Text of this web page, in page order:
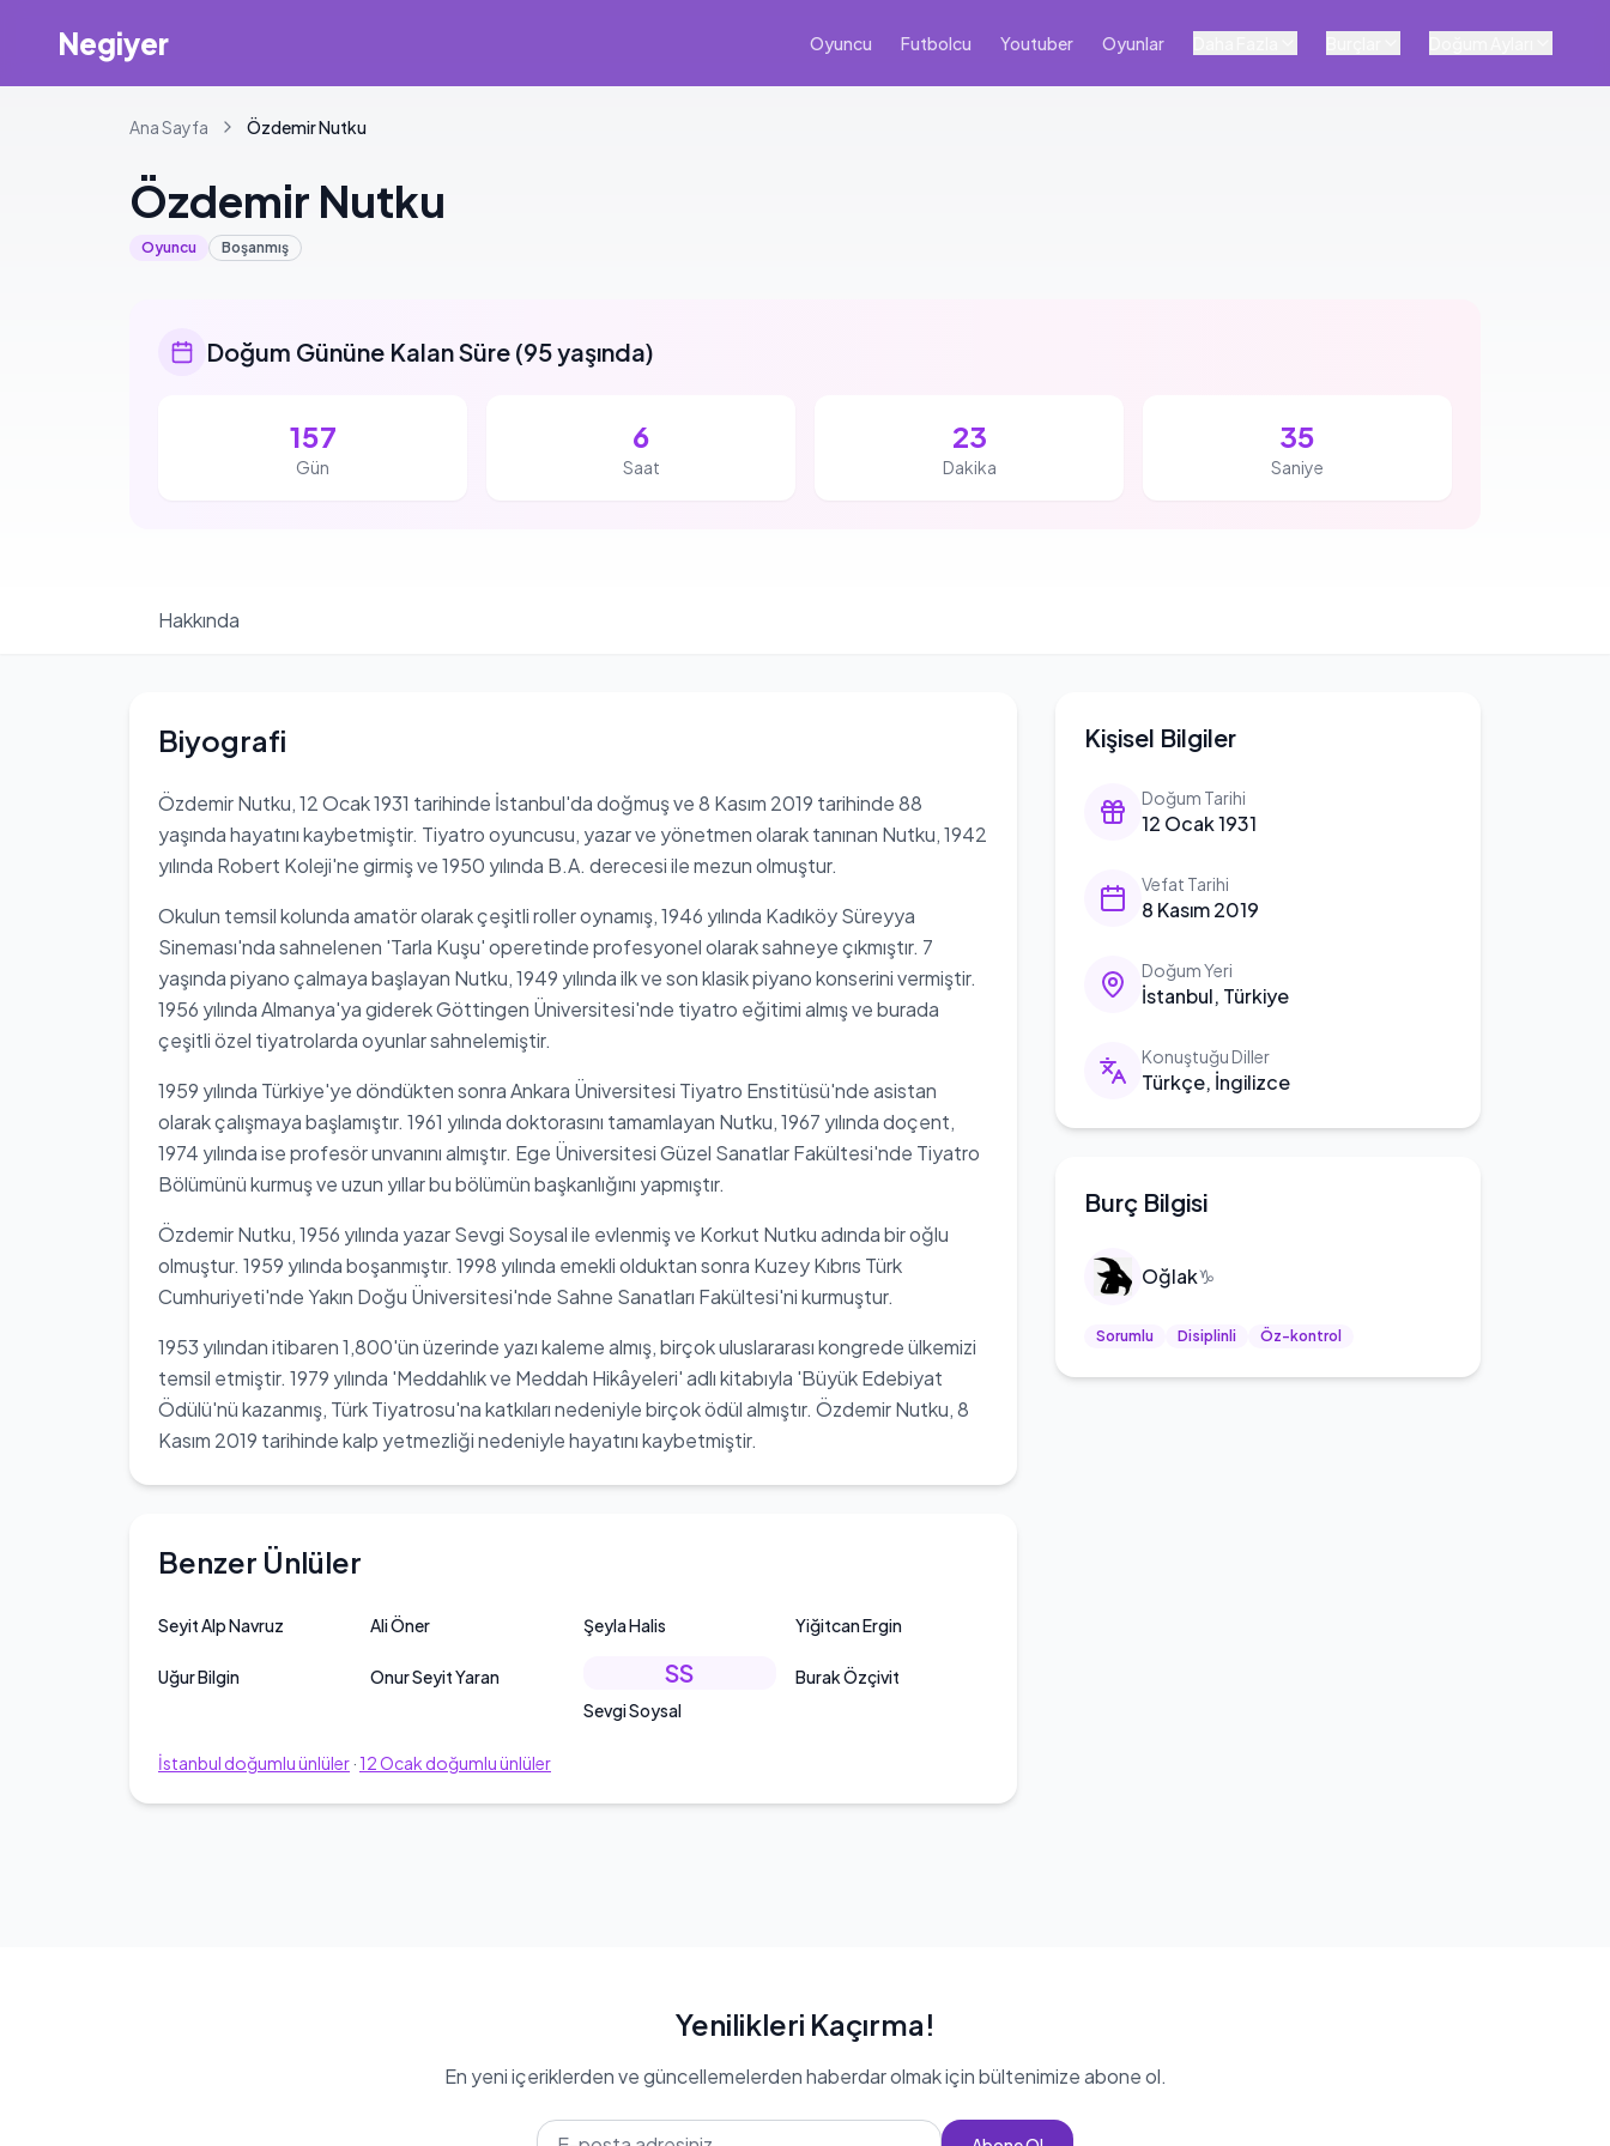
Negiyer Oyuncu Futbolcu Youtuber Oyunlar
Ana Sayfa ÖzdemirNutku
Özdemir Nutku
Oyuncu Boşanmış
Doğum Gününe Kalan Süre (95 yaşında)
157
Gün
6
Saat
23
Dakika
34
Saniye
Hakkında
Kişisel Bilgiler
Doğum Tarihi
12 Ocak 1931
Vefat Tarihi
8 Kasım 2019
Doğum Yeri
İstanbul, Türkiye
Konuştuğu Diller
Türkçe, İngilizce
Burç Bilgisi
Oğlak♑
Sorumlu Disiplinli Öz-kontrol
Biyografi
Özdemir Nutku, 12 Ocak 1931 tarihinde İstanbul'da doğmuş ve 8 Kasım 2019 tarihinde 88
yaşında hayatını kaybetmiştir. Tiyatro oyuncusu, yazar ve yönetmen olarak tanınan Nutku, 1942
yılında Robert Koleji'ne girmiş ve 1950 yılında B.A. derecesi ile mezun olmuştur.
Okulun temsil kolunda amatör olarak çeşitli roller oynamış, 1946 yılında Kadıköy Süreyya
Sineması'nda sahnelenen 'Tarla Kuşu' operetinde profesyonel olarak sahneye çıkmıştır. 7
yaşında piyano çalmaya başlayan Nutku, 1949 yılında ilk ve son klasik piyano konserini vermiştir.
1956 yılında Almanya'ya giderek Göttingen Üniversitesi'nde tiyatro eğitimi almış ve burada
çeşitli özel tiyatrolarda oyunlar sahnelemiştir.
1959 yılında Türkiye'ye döndükten sonra Ankara Üniversitesi Tiyatro Enstitüsü'nde asistan
olarak çalışmaya başlamıştır. 1961 yılında doktorasını tamamlayan Nutku, 1967 yılında doçent,
1974 yılında ise profesör unvanını almıştır. Ege Üniversitesi Güzel Sanatlar Fakültesi'nde Tiyatro
Bölümünü kurmuş ve uzun yıllar bu bölümün başkanlığını yapmıştır.
Özdemir Nutku, 1956 yılında yazar Sevgi Soysal ile evlenmiş ve Korkut Nutku adında bir oğlu
olmuştur. 1959 yılında boşanmıştır. 1998 yılında emekli olduktan sonra Kuzey Kıbrıs Türk
Cumhuriyeti'nde Yakın Doğu Üniversitesi'nde Sahne Sanatları Fakültesi'ni kurmuştur.
1953 yılından itibaren 1,800'ün üzerinde yazı kaleme almış, birçok uluslararası kongrede ülkemizi
temsil etmiştir. 1979 yılında 'Meddahlık ve Meddah Hikâyeleri' adlı kitabıyla 'Büyük Edebiyat
Ödülü'nü kazanmış, Türk Tiyatrosu'na katkıları nedeniyle birçok ödül almıştır. Özdemir Nutku, 8
Kasım 2019 tarihinde kalp yetmezliği nedeniyle hayatını kaybetmiştir.
Benzer Ünlüler
Seyit Alp Navruz Ali Öner Şeyla Halis Yiğitcan Ergin
Uğur Bilgin Onur Seyit Yaran SS
Sevgi Soysal
Burak Özçivit
İstanbul doğumlu ünlüler· 12Ocak doğumlu ünlüler
Yenilikleri Kaçırma!
En yeni içeriklerden ve güncellemelerden haberdar olmak için bültenimize abone ol.